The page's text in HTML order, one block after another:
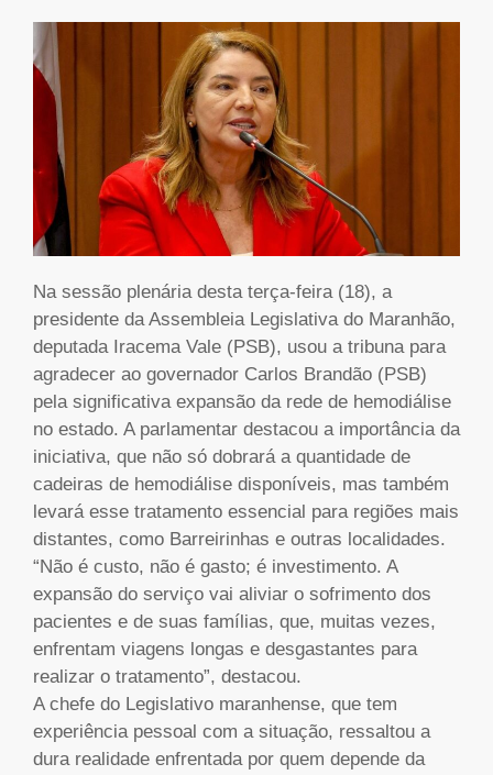
Na sessão plenária desta terça-feira (18), a
presidente da Assembleia Legislativa do Maranhão,
deputada Iracema Vale (PSB), usou a tribuna para
agradecer ao governador Carlos Brandão (PSB)
pela significativa expansão da rede de hemodiálise
no estado. A parlamentar destacou a importância da
iniciativa, que não só dobrará a quantidade de
cadeiras de hemodiálise disponíveis, mas também
levará esse tratamento essencial para regiões mais
distantes, como Barreirinhas e outras localidades.
“Não é custo, não é gasto; é investimento. A
expansão do serviço vai aliviar o sofrimento dos
pacientes e de suas famílias, que, muitas vezes,
enfrentam viagens longas e desgastantes para
realizar o tratamento”, destacou.
A chefe do Legislativo maranhense, que tem
experiência pessoal com a situação, ressaltou a
dura realidade enfrentada por quem depende da